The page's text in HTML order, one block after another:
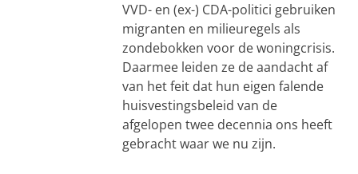
VVD- en (ex-) CDA-politici gebruiken
migranten en milieuregels als
zondebokken voor de woningcrisis.
Daarmee leiden ze de aandacht af
van het feit dat hun eigen falende
huisvestingsbeleid van de
afgelopen twee decennia ons heeft
gebracht waar we nu zijn.